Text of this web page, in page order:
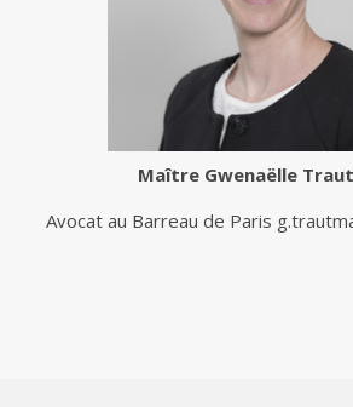
Maître Gwenaëlle
Avocat au Barreau de Paris